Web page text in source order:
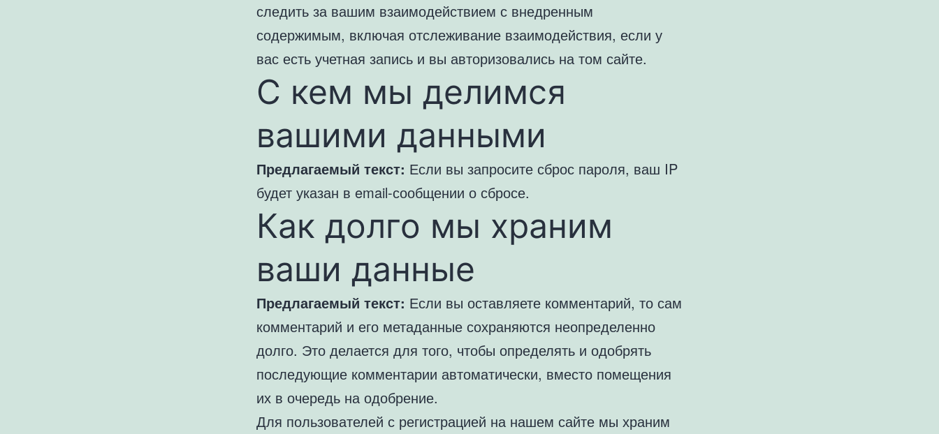
следить за вашим взаимодействием с внедренным
содержимым, включая отслеживание взаимодействия, если у
вас есть учетная запись и вы авторизовались на том сайте.
С кем мы делимся
вашими данными
Предлагаемый текст: Если вы запросите сброс пароля, ваш IP
будет указан в email-сообщении о сбросе.
Как долго мы храним
ваши данные
Предлагаемый текст: Если вы оставляете комментарий, то сам
комментарий и его метаданные сохраняются неопределенно
долго. Это делается для того, чтобы определять и одобрять
последующие комментарии автоматически, вместо помещения
их в очередь на одобрение.
Для пользователей с регистрацией на нашем сайте мы храним